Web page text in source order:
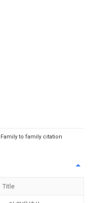
to family citation
Title